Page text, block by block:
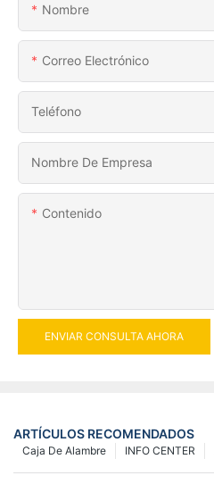
Nombre
Correo Electrónico
Teléfono
Nombre De Empresa
Contenido
ENVIAR CONSULTA AHORA
ARTÍCULOS RECOMENDADOS
INFO CENTER
Caja De Alambre